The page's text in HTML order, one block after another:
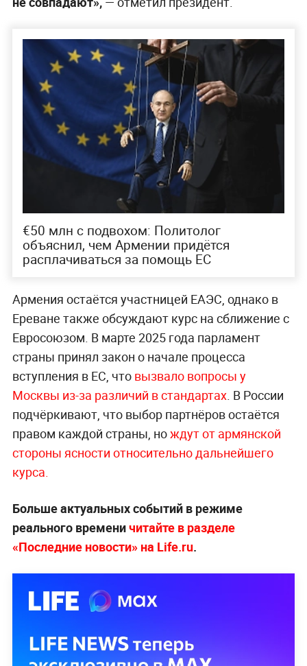
€50 млн с подвохом: Политолог
объяснил, чем Армении придётся
расплачиваться за помощь ЕС
Армения остаётся участницей ЕАЭС, однако в
Ереване также обсуждают курс на сближение с
Евросоюзом. В марте 2025 года парламент
страны принял закон о начале процесса
вступления в ЕС, что вызвало вопросы у
Москвы из-за различий в стандартах. В России
подчёркивают, что выбор партнёров остаётся
правом каждой страны, нождут от армянской
стороны ясности относительно дальнейшего
курса.
Больше актуальных событий в режиме
реального временичитайте в разделе
«Последние новости» на Life.ru.